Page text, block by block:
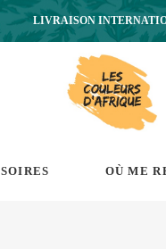
LIVRAISON
OÙ ME